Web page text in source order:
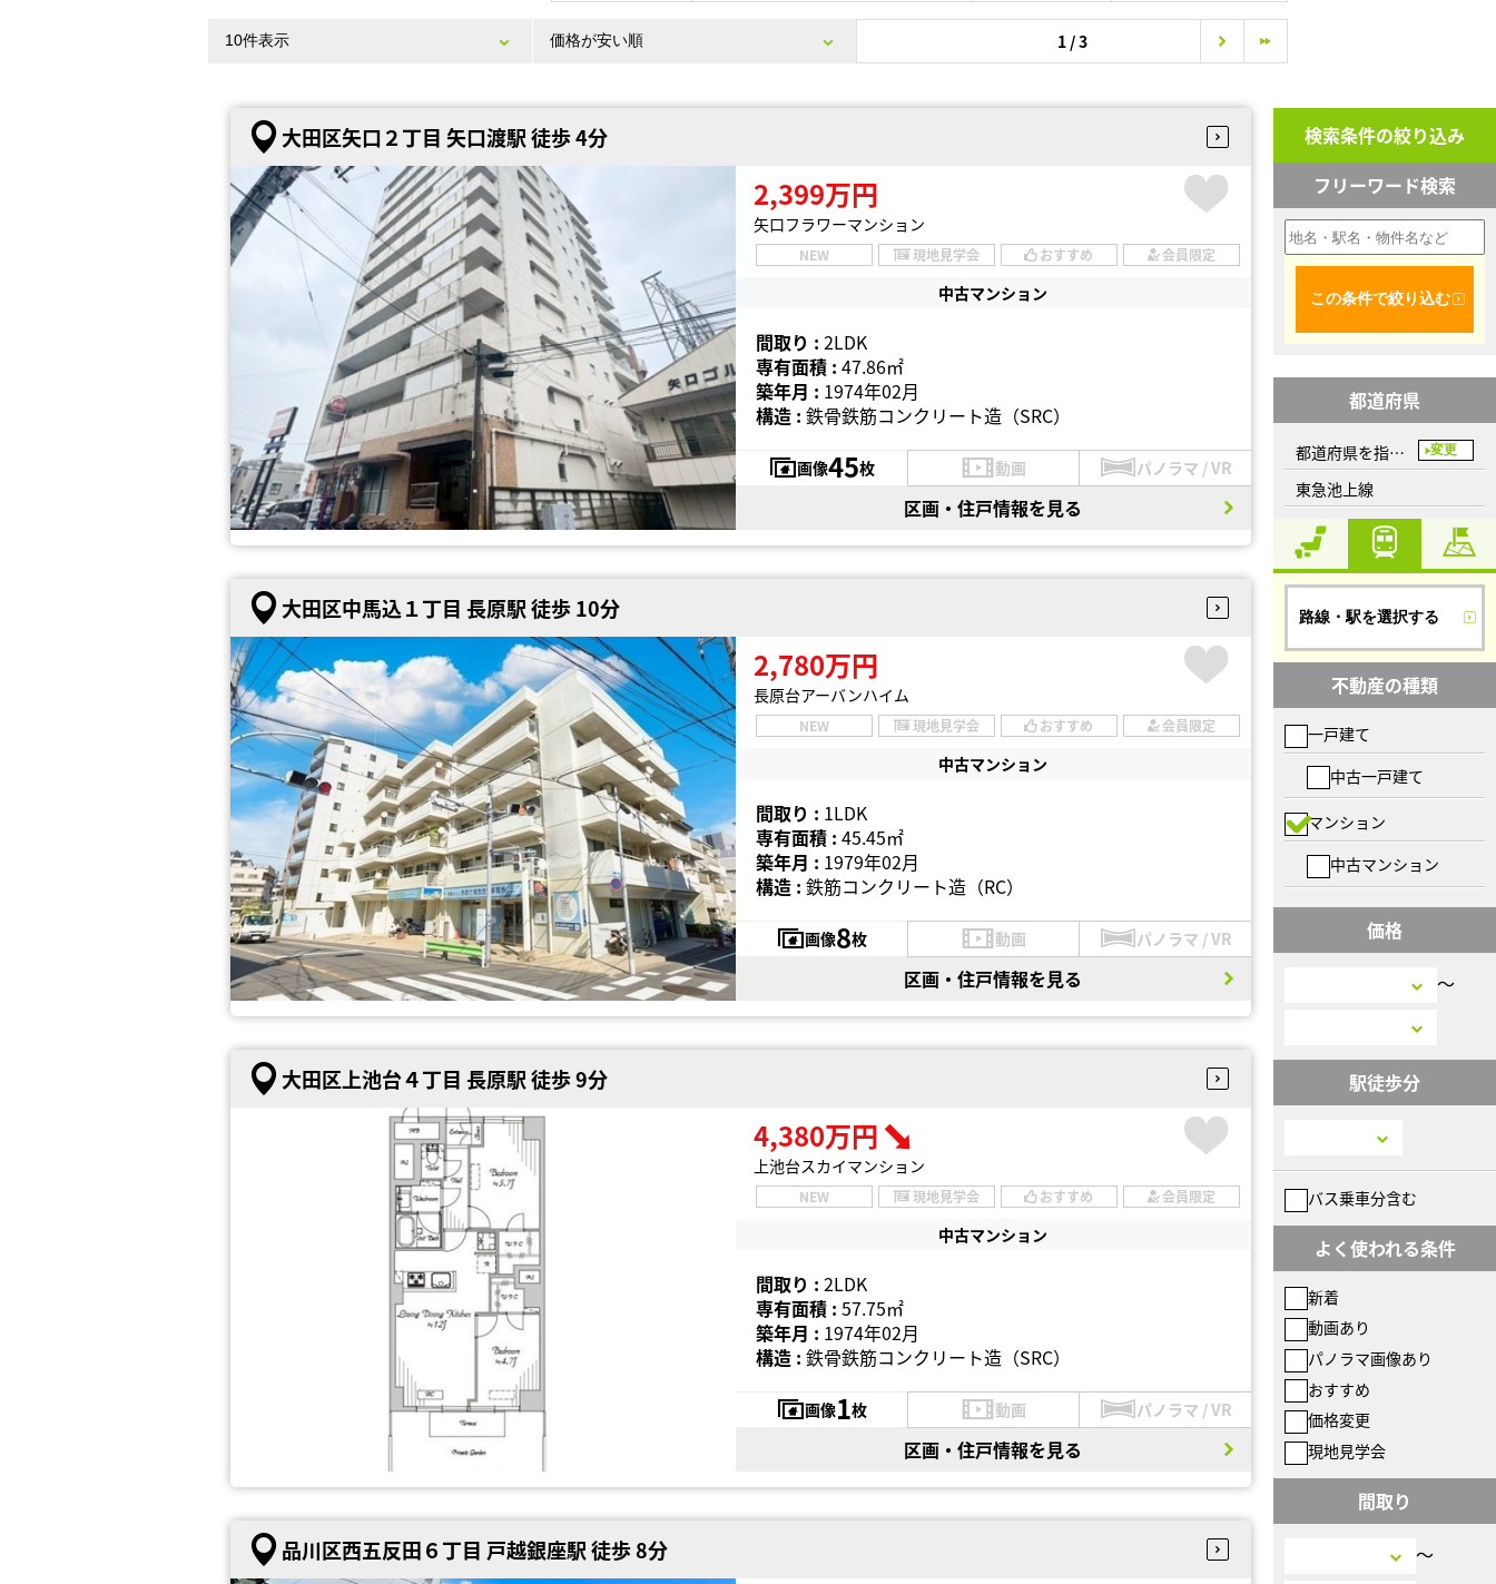
1 / 3
大田区矢口２丁目 矢口渡駅 徒歩 4分
2,399万円
矢口フラワーマンション
NEW 現地見学会 おすすめ 会員限定
中古マンション
間取り : 2LDK
専有面積 : 47.86㎡
築年月 : 1974年02月
構造 : 鉄骨鉄筋コンクリート造（SRC）
画像45枚 動画 パノラマ / VR
区画・住戸情報を見る
大田区中馬込１丁目 長原駅 徒歩 10分
2,780万円
長原台アーバンハイム
NEW 現地見学会 おすすめ 会員限定
中古マンション
間取り : 1LDK
専有面積 : 45.45㎡
築年月 : 1979年02月
構造 : 鉄筋コンクリート造（RC）
画像8枚 動画 パノラマ / VR
区画・住戸情報を見る
大田区上池台４丁目 長原駅 徒歩 9分
4,380万円
上池台スカイマンション
NEW 現地見学会 おすすめ 会員限定
中古マンション
間取り : 2LDK
専有面積 : 57.75㎡
築年月 : 1974年02月
構造 : 鉄骨鉄筋コンクリート造（SRC）
画像1枚 動画 パノラマ / VR
区画・住戸情報を見る
品川区西五反田６丁目 戸越銀座駅 徒歩 8分
検索条件の絞り込み
フリーワード検索
この条件で絞り込む
都道府県
都道府県を指定してください 変更
東急池上線
路線・駅を選択する
不動産の種類
一戸建て
中古一戸建て
マンション
中古マンション
価格
〜
駅徒歩分
バス乗車分含む
よく使われる条件
新着
動画あり
パノラマ画像あり
おすすめ
価格変更
現地見学会
間取り
〜